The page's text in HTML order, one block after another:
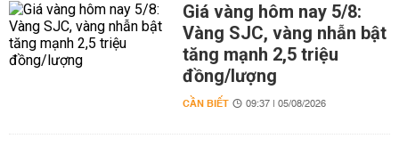
Giá vàng hôm nay 5/8:
Vàng SJC, vàng nhẫn bật
tăng mạnh 2,5 triệu
đồng/lượng
CẦN BIẾT 09:37 | 05/08/2026